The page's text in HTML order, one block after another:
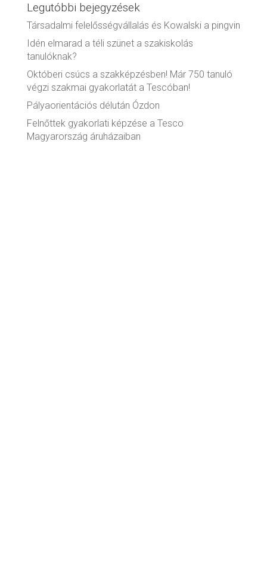
Legutóbbi bejegyzések
Társadalmi felelősségvállalás és Kowalski a pingvin
Idén elmarad a téli szünet a szakiskolás
tanulóknak?
Októberi csúcs a szakképzésben! Már 750 tanuló
végzi szakmai gyakorlatát a Tescóban!
Pályaorientációs délután Ózdon
Felnőttek gyakorlati képzése a Tesco
Magyarország áruházaiban